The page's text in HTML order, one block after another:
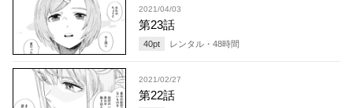
2021/04/03
第23話
40pt レンタル・ 48時間
2021/02/27
第22話